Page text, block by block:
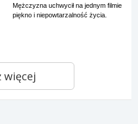
Mężczyzna uchwycił na jednym filmie
piękno i niepowtarzalność życia.
więcej